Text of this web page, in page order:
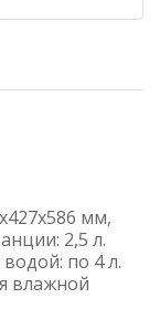
мм,
2,5 л.
по 4 л.
влажной